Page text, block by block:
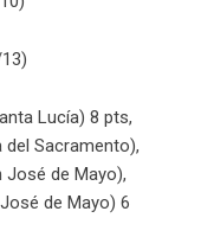
Lucía) 8 pts,
del Sacramento),
de Mayo),
de Mayo) 6